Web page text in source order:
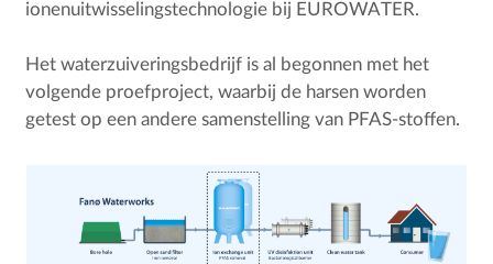
ionenuitwisselingstechnologie bij EUROWATER.
Het waterzuiveringsbedrijf is al begonnen met het
volgende proefproject, waarbij de harsen worden
getest op een andere samenstelling van PFAS-stoffen.